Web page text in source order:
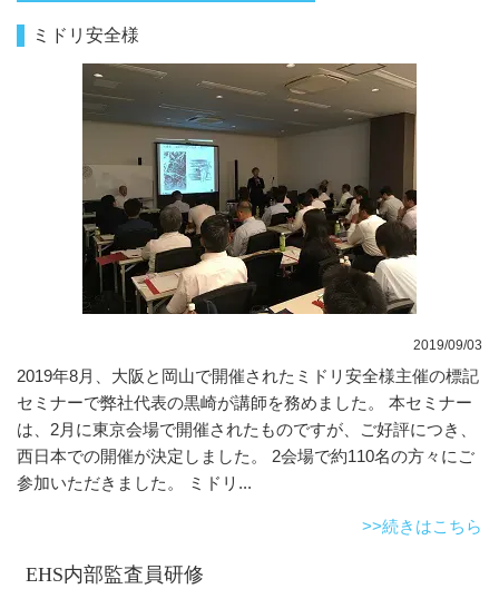
ミドリ安全様
2019/09/03
2019年8月、大阪と岡山で開催されたミドリ安全様主催の標記
セミナーで弊社代表の黒崎が講師を務めました。 本セミナー
は、2月に東京会場で開催されたものですが、ご好評につき、
西日本での開催が決定しました。 2会場で約110名の方々にご
参加いただきました。 ミドリ...
>>続きはこちら
EHS内部監査員研修